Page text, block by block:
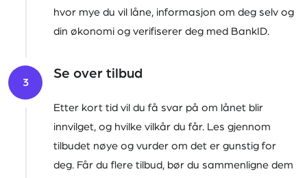
hvor mye du vil låne, informasjon om deg selv og
din økonomi og verifiserer deg med BankID.
3
Se over tilbud
Etter kort tid vil du få svar på om lånet blir
innvilget, og hvilke vilkår du får. Les gjennom
tilbudet nøye og vurder om det er gunstig for
deg. Får du flere tilbud, bør du sammenligne dem